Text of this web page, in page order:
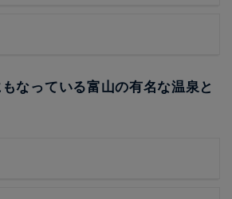
なっている富山の有名な温泉と